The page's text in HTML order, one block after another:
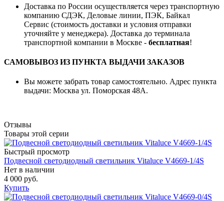
Доставка по России осуществляется через транспортную
компанию СДЭК, Деловые линии, ПЭК, Байкал
Сервис (стоимость доставки и условия отправки
уточняйте у менеджера). Доставка до терминала
транспортной компании в Москве - бесплатная!
САМОВЫВОЗ ИЗ ПУНКТА ВЫДАЧИ ЗАКАЗОВ
Вы можете забрать товар самостоятельно. Адрес пункта
выдачи: Москва ул. Поморская 48А.
Отзывы
Товары этой серии
Быстрый просмотр
Подвесной светодиодный светильник Vitaluce V4669-1/4S
Нет в наличии
4 000 руб.
Купить